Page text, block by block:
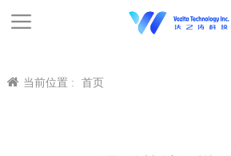
当前位置 : 首页